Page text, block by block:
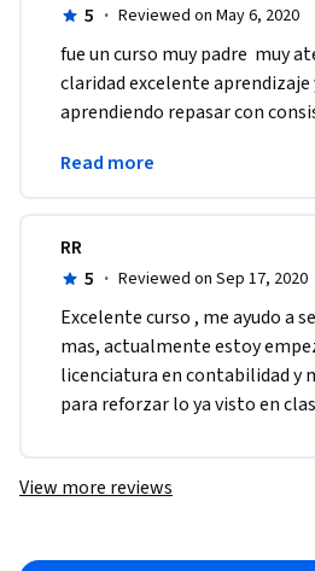
5 · Reviewed on May 6, 2020
fue un curso muy padre  muy
claridad excelente aprendizaje
aprendiendo repasar con
muchas gracias
Read more
RR
5 · Reviewed on Sep 17, 2020
Excelente curso , me ayudo a
mas, actualmente estoy
licenciatura en contabilidad y
para reforzar lo ya visto en
View more reviews